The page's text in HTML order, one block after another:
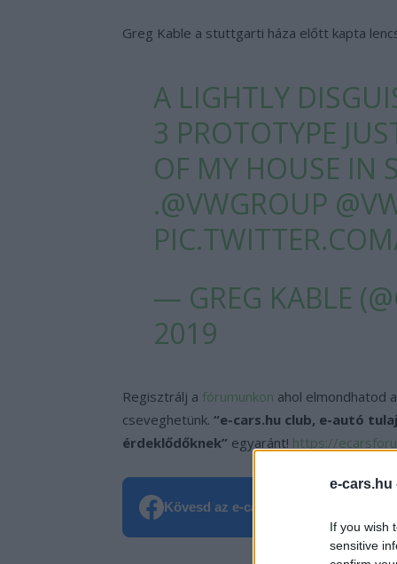
e-cars.hu
If you wish
sensitive
Greg Kable a stuttgarti háza előtt kapta
A LIGHTLY
3 PROTOTYPE
OF MY HOUSE IN
.@VWGROUP
— GREG KABLE
2019
Regisztrálj a fórumunkon ahol elmondhatod
cseveghetünk. “e-cars.hu club, e-autó
érdeklődőknek” egyaránt! https://
Kövesd az e-cars.hu-t a Facebookon